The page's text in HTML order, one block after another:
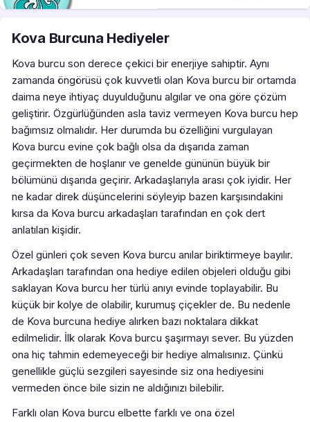
Kova Burcuna Hediyeler
Kova burcu son derece çekici bir enerjiye sahiptir. Aynı
zamanda öngörüsü çok kuvvetli olan Kova burcu bir ortamda
daima neye ihtiyaç duyulduğunu algılar ve ona göre çözüm
geliştirir. Özgürlüğünden asla taviz vermeyen Kova burcu hep
bağımsız olmalıdır. Her durumda bu özelliğini vurgulayan
Kova burcu evine çok bağlı olsa da dışarıda zaman
geçirmekten de hoşlanır ve genelde gününün büyük bir
bölümünü dışarıda geçirir. Arkadaşlarıyla arası çok iyidir. Her
ne kadar direk düşüncelerini söyleyip bazen karşısındakini
kırsa da Kova burcu arkadaşları tarafından en çok dert
anlatılan kişidir.
Özel günleri çok seven Kova burcu anılar biriktirmeye bayılır.
Arkadaşları tarafından ona hediye edilen objeleri olduğu gibi
saklayan Kova burcu her türlü anıyı evinde toplayabilir. Bu
küçük bir kolye de olabilir, kurumuş çiçekler de. Bu nedenle
de Kova burcuna hediye alırken bazı noktalara dikkat
edilmelidir. İlk olarak Kova burcu şaşırmayı sever. Bu yüzden
ona hiç tahmin edemeyeceği bir hediye almalısınız. Çünkü
genellikle güçlü sezgileri sayesinde siz ona hediyesini
vermeden önce bile sizin ne aldığınızı bilebilir.
Farklı olan Kova burcu elbette farklı ve ona özel